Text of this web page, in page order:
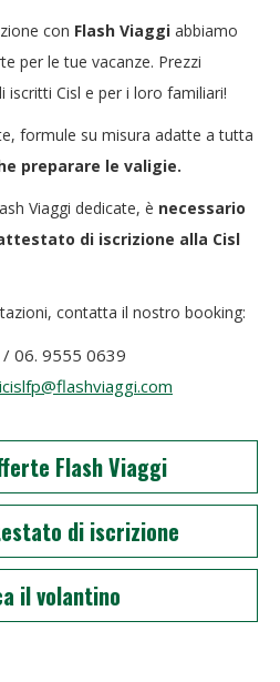
con Flash Viaggi abbiamo
per le tue vacanze. Prezzi
Cisl e per i loro familiari!
formule su misura adatte a tutta
preparare le valigie.
Viaggi dedicate, è necessario
di iscrizione alla Cisl
contatta il nostro booking:
06. 9555 0639
Flash Viaggi
di iscrizione
il volantino